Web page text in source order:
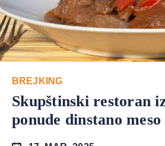
BREJKING
Skupštinski restoran
ponude dinstano meso